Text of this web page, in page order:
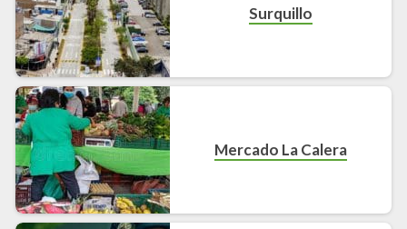
Surquillo
Mercado La Calera